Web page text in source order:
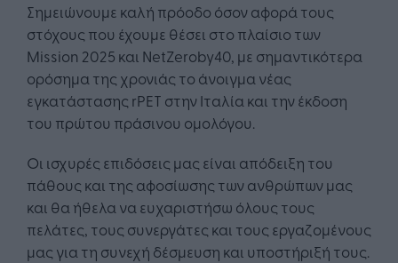
Σημειώνουμε καλή πρόοδο όσον αφορά τους
στόχους που έχουμε θέσει στο πλαίσιο των
Mission 2025 και NetZeroby40, με σημαντικότερα
ορόσημα της χρονιάς το άνοιγμα νέας
εγκατάστασης rPET στην Ιταλία και την έκδοση
του πρώτου πράσινου ομολόγου.
Οι ισχυρές επιδόσεις μας είναι απόδειξη του
πάθους και της αφοσίωσης των ανθρώπων μας
και θα ήθελα να ευχαριστήσω όλους τους
πελάτες, τους συνεργάτες και τους εργαζομένους
μας για τη συνεχή δέσμευση και υποστήριξή τους.